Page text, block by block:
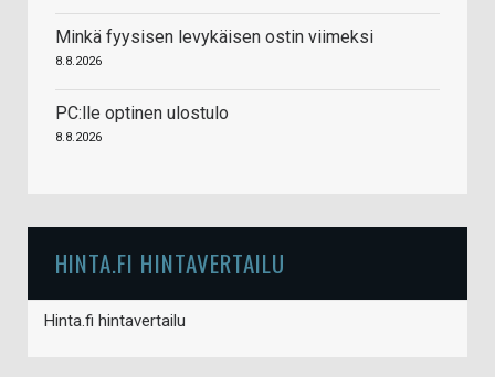
Minkä fyysisen levykäisen ostin viimeksi
8.8.2026
PC:lle optinen ulostulo
8.8.2026
HINTA.FI HINTAVERTAILU
Hinta.fi hintavertailu